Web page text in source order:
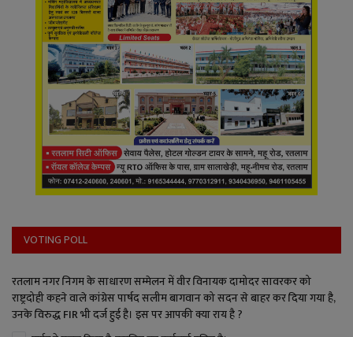
VOTING POLL
रतलाम नगर निगम के साधारण सम्मेलन में वीर विनायक दामोदर सावरकर को
राष्ट्रदोही कहने वाले कांग्रेस पार्षद सलीम बागवान को सदन से बाहर कर दिया गया है,
उनके विरुद्ध FIR भी दर्ज हुई है। इस पर आपकी क्या राय है ?